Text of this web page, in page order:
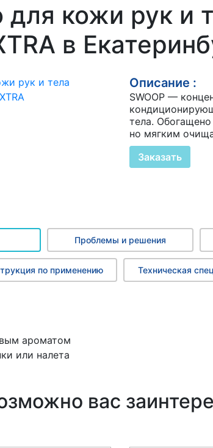
кожи рук и
в
Описание :
SWOOP —
тела.
но мягким
Заказать
Проблемы и решения
по применению Техническая
ароматом
или налета
вас